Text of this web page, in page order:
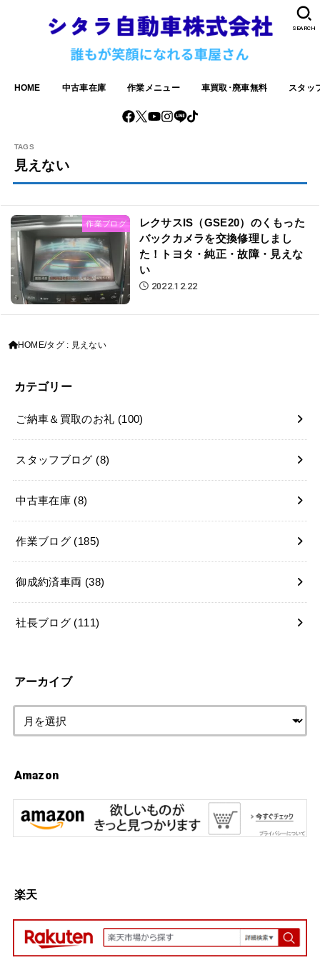
HOME 中古車在庫 作業メニュー 車買取･廃車無料 スタッ
SEARCH
見えない
作業ブログ
レクサスIS（GSE20）のくもった
バックカメラを交換修理しまし
た！トヨタ・純正・故障・見えな
い
2022.12.22
HOME タグ : 見えない
カテゴリー
ご納車＆買取のお礼 (100)
スタッフブログ (8)
中古車在庫 (8)
作業ブログ (185)
御成約済車両 (38)
社長ブログ (111)
アーカイブ
Amazon
楽天